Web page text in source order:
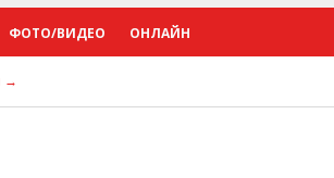
ФОТО/ВИДЕО ОНЛАЙН
→